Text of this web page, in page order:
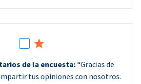
de la encuesta:“Gracias de
tus opiniones con nosotros.